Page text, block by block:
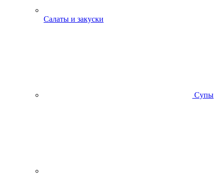
Салаты и закуски
Супы